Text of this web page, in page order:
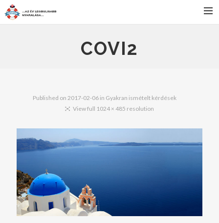
KAPCSOLAT
SEARCH
COVI2
Published on 2017-02-06in Gyakran ismételt kérdések
View full 1024 × 485 resolution